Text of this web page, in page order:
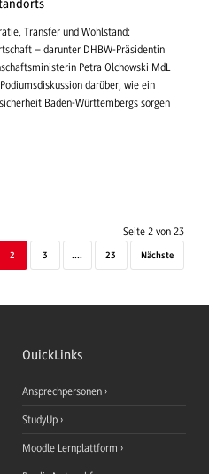
Transfer und Wohlstand:
– darunter DHBW-Präsidentin
Petra Olchowski MdL
darüber, wie ein
Baden-Württembergs sorgen
Seite 2 von 23
2 3 .... 23 Nächste
QuickLinks
Ansprechpersonen
StudyUp
Moodle Lernplattform